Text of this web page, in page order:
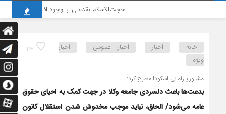
حجت‌الاسلام نقدعلی: با وجود افزایش چشمگیر
43 خانه اخبار اخبار عمومی
اخبار
ویژه
مشاور پارلمانی اسکودا مطرح کرد:
بدعت‌ها باعث دلسردی جامعه وکلا در جهت کمک به احیای حقوق
عامه می‌شود/ الحاق، نباید موجب مخدوش شدن استقلال کانون